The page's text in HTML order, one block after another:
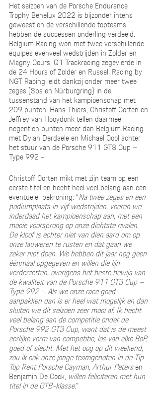
Het seizoen van de Porsche Endurance
Trophy Benelux 2022 is bijzonder intens
geweest en de verschillende topteams
hebben de successen onderling verdeeld.
Belgium Racing won met twee verschillende
equipes evenveel wedstrijden in Zolder en
Magny Cours, Q1 Trackracing zegevierde in
de 24 Hours of Zolder en Russell Racing by
NGT Racing leidt dankzij onder meer twee
zeges (Spa en Nürburgring) in de
tussenstand van het kampioenschap met
209 punten. Hans Thiers, Christoff Corten en
Jeffrey van Hooydonk tellen daarmee
negentien punten meer dan Belgium Racing
met Dylan Derdaele en Michael Cool achter
het stuur van de Porsche 911 GT3 Cup –
Type 992 -.
Christoff Corten mikt met zijn team op een
eerste titel en hecht heel veel belang aan een
eventuele  bekroning: “Na twee zeges en een
podiumplaats in vijf wedstrijden, voeren we
inderdaad het kampioenschap aan, met een
mooie voorsprong op onze dichtste rivalen.
De kloof is echter niet van dien aard om op
onze lauweren te rusten en dat gaan we
zeker niet doen. We hebben dit jaar nog geen
éénmaal opgegeven en willen die lijn
verderzetten, overigens het beste bewijs van
de kwaliteit van de Porsche 911 GT3 Cup –
Type 992 -. Als we onze race goed
aanpakken dan is er heel wat mogelijk en dan
sluiten we dit seizoen zeer mooi af. Ik hecht
veel belang aan de competitie onder de
Porsche 992 GT3 Cup, want dat is de meest
eerlijke vorm van competitie, los van elke BoP,
goed of slecht. Met het oog op dit weekend,
zou ik ook onze jonge teamgenoten in de Tip
Top Rent Porsche Cayman, Arthur Peters en
Benjamin De Cock, willen feliciteren met hun
titel in de GTB-klasse.”